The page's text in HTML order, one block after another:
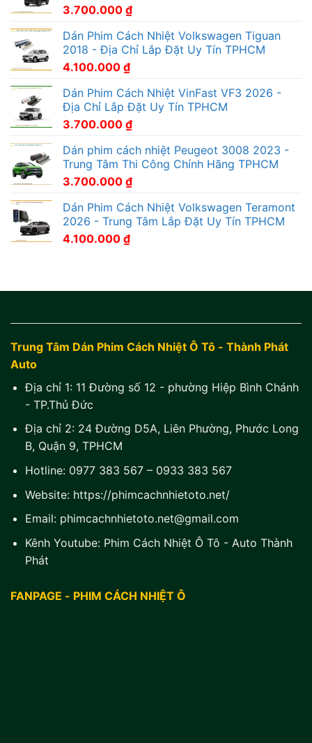
3.700.000 ₫
Dán Phim Cách Nhiệt Volkswagen Tiguan
2018 - Địa Chỉ Lắp Đặt Uy Tín TPHCM
4.100.000 ₫
Dán Phim Cách Nhiệt VinFast VF3 2026 -
Địa Chỉ Lắp Đặt Uy Tín TPHCM
3.700.000 ₫
Dán phim cách nhiệt Peugeot 3008 2023 -
Trung Tâm Thi Công Chính Hãng TPHCM
3.700.000 ₫
Dán Phim Cách Nhiệt Volkswagen Teramont
2026 - Trung Tâm Lắp Đặt Uy Tín TPHCM
4.100.000 ₫
Trung Tâm Dán Phim Cách Nhiệt Ô Tô - Thành Phát
Auto
Địa chỉ 1: 11 Đường số 12 - phường Hiệp Bình Chánh
- TP.Thủ Đức
Địa chỉ 2: 24 Đường D5A, Liên Phường, Phước Long
B, Quận 9, TPHCM
Hotline: 0977 383 567– 0933 383 567
Website: https://phimcachnhietoto.net/
Email: phimcachnhietoto.net@gmail.com
Kênh Youtube: Phim Cách Nhiệt Ô Tô - Auto Thành
Phát
FANPAGE - PHIM CÁCH NHIỆT Ô